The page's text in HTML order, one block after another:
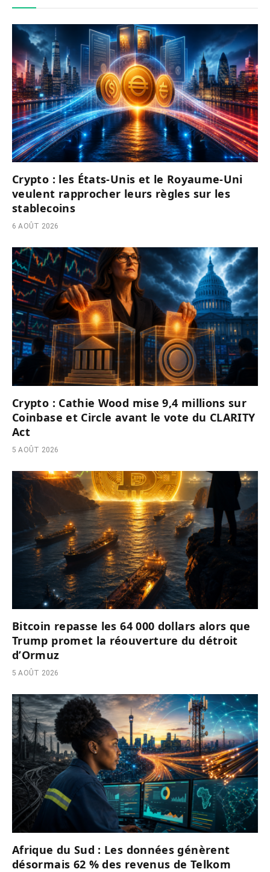
Crypto : les États-Unis et le Royaume-Uni
veulent rapprocher leurs règles sur les
stablecoins
6 AOÛT 2026
Crypto : Cathie Wood mise 9,4 millions sur
Coinbase et Circle avant le vote du CLARITY
Act
5 AOÛT 2026
Bitcoin repasse les 64 000 dollars alors que
Trump promet la réouverture du détroit
d’Ormuz
5 AOÛT 2026
Afrique du Sud : Les données génèrent
désormais 62 % des revenus de Telkom